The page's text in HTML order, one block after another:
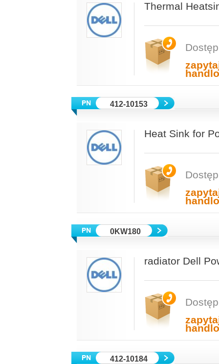
Thermal
412-10153
Heat Sink for
0KW180
radiator Dell
412-10184